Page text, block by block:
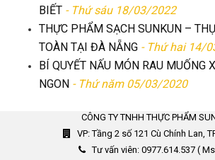
BIẾT - Thứ sáu 18/03/2022
THỰC PHẨM SẠCH SUNKUN –
TOÀN TẠI ĐÀ NẴNG - Thứ hai 14/
BÍ QUYẾT NẤU MÓN RAU MUỐNG
NGON - Thứ năm 05/03/2020
CÔNG TY TNHH THỰC PHẨM
VP: Tầng 2 số 121 Cù Chính Lan,
Tư vấn viên: 0977.614.537 (